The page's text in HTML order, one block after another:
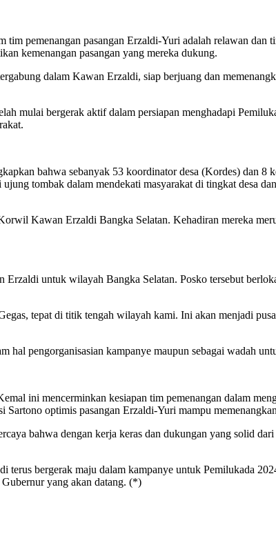
tim pemenangan pasangan Erzaldi-Yuri adalah relawan
kemenangan pasangan yang mereka dukung.
dalam Kawan Erzaldi, siap berjuang dan
mulai bergerak aktif dalam persiapan menghadapi
bahwa sebanyak 53 koordinator desa (Kordes) dan
tombak dalam mendekati masyarakat di tingkat desa
Kawan Erzaldi Bangka Selatan. Kehadiran mereka
untuk wilayah Bangka Selatan. Posko tersebut
tepat di titik tengah wilayah kami. Ini akan menjadi
hal pengorganisasian kampanye maupun sebagai wadah
ini mencerminkan kesiapan tim pemenangan dalam
Sartono optimis pasangan Erzaldi-Yuri mampu
bahwa dengan kerja keras dan dukungan yang solid
terus bergerak maju dalam kampanye untuk Pemilukada
yang akan datang. (*)